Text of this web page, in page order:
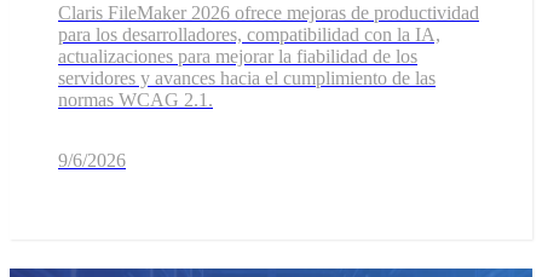
Claris FileMaker 2026 ofrece mejoras de productividad
para los desarrolladores, compatibilidad con la IA,
actualizaciones para mejorar la fiabilidad de los
servidores y avances hacia el cumplimiento de las
normas WCAG 2.1.
9/6/2026